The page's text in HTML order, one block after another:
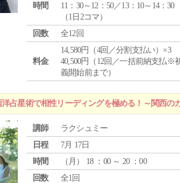
時間
11：30～12：50／13：10～14：30
（1日2コマ）
回数
全12回
料金
14,580円（4回／分割支払い）×3
40,500円（12回／一括前納支払※
義開始前まで）
占星術で相性リーディングを極める！～関西の
講師
ラクシュミー
日程
7月 17日
時間
（ 月 ） 18 ：00 ～ 20 ：00
回数
全1回